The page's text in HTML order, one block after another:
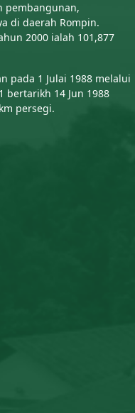
pembangunan,
di daerah Rompin.
2000 ialah 101,877
pada 1 Julai 1988 melalui
bertarikh 14 Jun 1988
persegi.